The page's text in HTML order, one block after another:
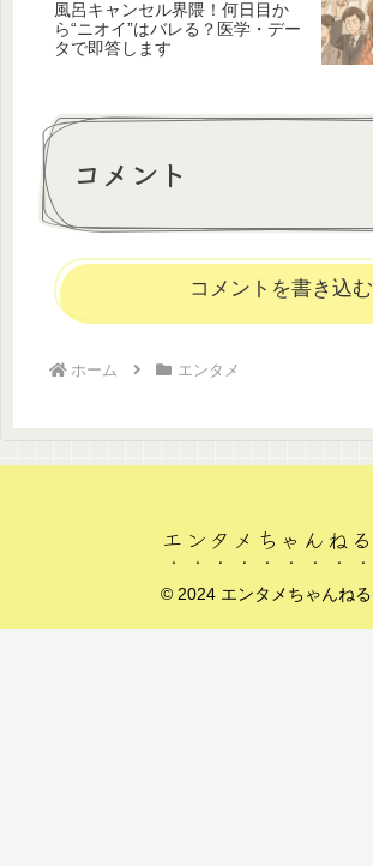
風呂キャンセル界隈！何日目か
ら“ニオイ”はバレる？医学・デー
タで即答します
コメント
コメントを書き込む
ホーム エンタメ
エンタメちゃんねる
© 2024 エンタメちゃんねる.